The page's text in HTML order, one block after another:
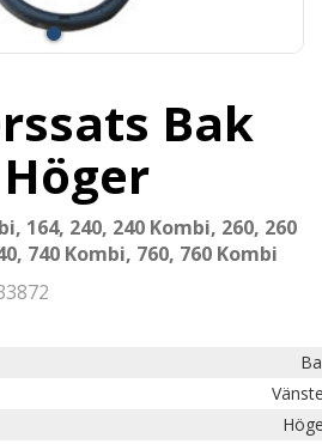
Bak
164, 240, 240 Kombi, 260, 260
740 Kombi, 760, 760 Kombi